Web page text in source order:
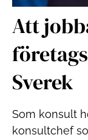
Att
Sverek
Som konsult
konsultchef